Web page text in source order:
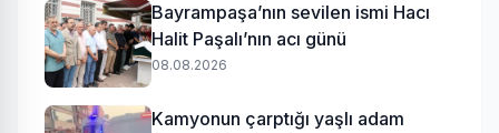
Bayrampaşa’nın sevilen ismi Hacı
Halit Paşalı’nın acı günü
08.08.2026
Kamyonun çarptığı yaşlı adam